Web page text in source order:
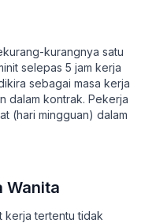
kurangnya satu
selepas 5 jam kerja
sebagai masa kerja
dalam kontrak. Pekerja
(hari mingguan) dalam
Wanita
kerja tertentu tidak